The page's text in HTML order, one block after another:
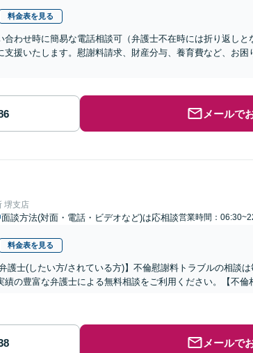
料金表を見る
合わせ時に簡易な電話相談可（弁護士不在時には折り返し
支援いたします。慰謝料請求、財産分与、養育費など、お
メールで
堺支店
面談方法(対面・電話・ビデオなど)は応相談営業時間：
料金表を見る
護士(したい方/されている方)】不倫慰謝料トラブルの相談
績の豊富な弁護士による無料相談をご利用ください。【不倫
メールで